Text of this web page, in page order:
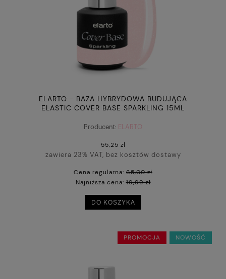
ELARTO - BAZA HYBRYDOWA BUDUJĄCA
ELASTIC COVER BASE SPARKLING 15ML
Producent: ELARTO
55,25 zł
zawiera 23% VAT, bez kosztów dostawy
Cena regularna: 65,00 zł
Najniższa cena:19,99 zł
DO KOSZYKA
PROMOCJA NOWOŚĆ